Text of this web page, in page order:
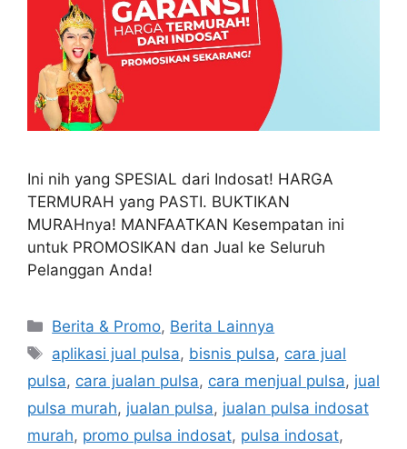
Ini nih yang SPESIAL dari Indosat! HARGA
TERMURAH yang PASTI. BUKTIKAN
MURAHnya! MANFAATKAN Kesempatan ini
untuk PROMOSIKAN dan Jual ke Seluruh
Pelanggan Anda!
Berita & Promo, Berita Lainnya
aplikasi jual pulsa, bisnis pulsa, cara jual
pulsa, cara jualan pulsa, cara menjual pulsa, jual
pulsa murah, jualan pulsa, jualan pulsa indosat
murah, promo pulsa indosat, pulsa indosat,